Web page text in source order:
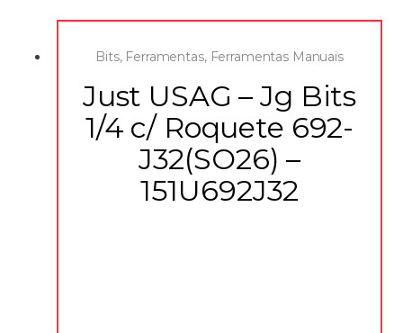
Bits, Ferramentas, Ferramentas Manuais
Just USAG – Jg Bits
1/4 c/ Roquete 692-
J32(SO26) –
151U692J32